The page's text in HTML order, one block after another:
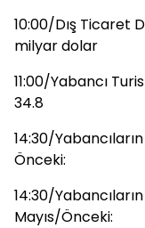
10:00/Dış Ticaret
milyar dolar
11:00/Yabancı
34.8
14:30/
Önceki:
14:30/
Mayıs/Önceki: